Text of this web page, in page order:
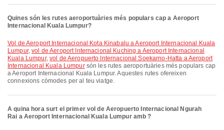
Quines són les rutes aeroportuàries més populars cap a Aeroport
Internacional Kuala Lumpur?
vol de Aeroport Internacional Kota Kinabalu a Aeroport Internacional Kuala
Lumpur,vol de Aeroport Internacional Kuching a Aeroport Internacional
Kuala Lumpur, vol de Aeropuerto Internacional Soekarno-Hatta a Aeroport
Internacional Kuala Lumpursón les rutes aeroportuàries més populars cap
a Aeroport Internacional Kuala Lumpur. Aquestes rutes ofereixen
connexions còmodes per al teu viatge.
A quina hora surt el primer vol de Aeropuerto Internacional Ngurah
Rai a Aeroport Internacional Kuala Lumpur amb ?